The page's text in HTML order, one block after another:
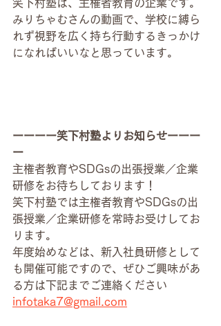
笑下村塾は、主権者教育の企業です。
みりちゃむさんの動画で、学校に縛ら
れず視野を広く持ち行動するきっかけ
になればいいなと思っています。
ーーーー笑下村塾よりお知らせーーー
ー
主権者教育やSDGsの出張授業／企業
研修をお待ちしております！
笑下村塾では主権者教育やSDGsの出
張授業／企業研修を常時お受けしてお
ります。
年度始めなどは、新入社員研修として
も開催可能ですので、ぜひご興味があ
る方は下記までご連絡ください
infotaka7@gmail.com